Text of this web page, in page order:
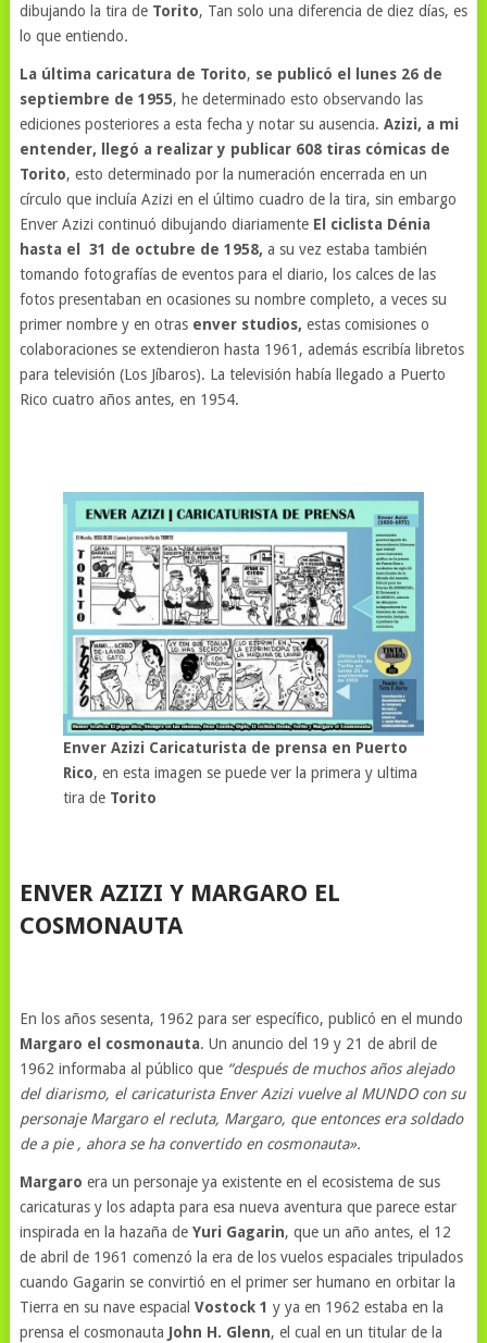
dibujando la tira de Torito, Tan solo una diferencia de diez días, es
lo que entiendo.
La última caricatura de Torito, se publicó el lunes 26 de
septiembre de 1955, he determinado esto observando las
ediciones posteriores a esta fecha y notar su ausencia. Azizi, a mi
entender, llegó a realizar y publicar 608 tiras cómicas de
Torito, esto determinado por la numeración encerrada en un
círculo que incluía Azizi en el último cuadro de la tira, sin embargo
Enver Azizi continuó dibujando diariamente El ciclista Dénia
hasta el 31 de octubre de 1958, a su vez estaba también
tomando fotografías de eventos para el diario, los calces de las
fotos presentaban en ocasiones su nombre completo, a veces su
primer nombre y en otras enver studios, estas comisiones o
colaboraciones se extendieron hasta 1961, además escribía libretos
para televisión (Los Jíbaros). La televisión había llegado a Puerto
Rico cuatro años antes, en 1954.
Enver Azizi Caricaturista de prensa en Puerto
Rico, en esta imagen se puede ver la primera y ultima
tira de Torito
ENVER AZIZI Y MARGARO EL
COSMONAUTA
En los años sesenta, 1962 para ser específico, publicó en el mundo
Margaro el cosmonauta. Un anuncio del 19 y 21 de abril de
1962 informaba al público que “después de muchos años alejado
del diarismo, el caricaturista Enver Azizi vuelve al MUNDO con su
personaje Margaro el recluta, Margaro, que entonces era soldado
de a pie , ahora se ha convertido en cosmonauta».
Margaro era un personaje ya existente en el ecosistema de sus
caricaturas y los adapta para esa nueva aventura que parece estar
inspirada en la hazaña de Yuri Gagarin, que un año antes, el 12
de abril de 1961 comenzó la era de los vuelos espaciales tripulados
cuando Gagarin se convirtió en el primer ser humano en orbitar la
Tierra en su nave espacial Vostock 1 y ya en 1962 estaba en la
prensa el cosmonauta John H. Glenn, el cual en un titular de la